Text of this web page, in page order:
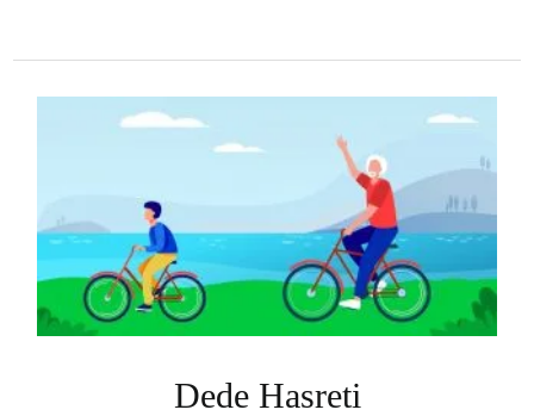
Dede Hasreti